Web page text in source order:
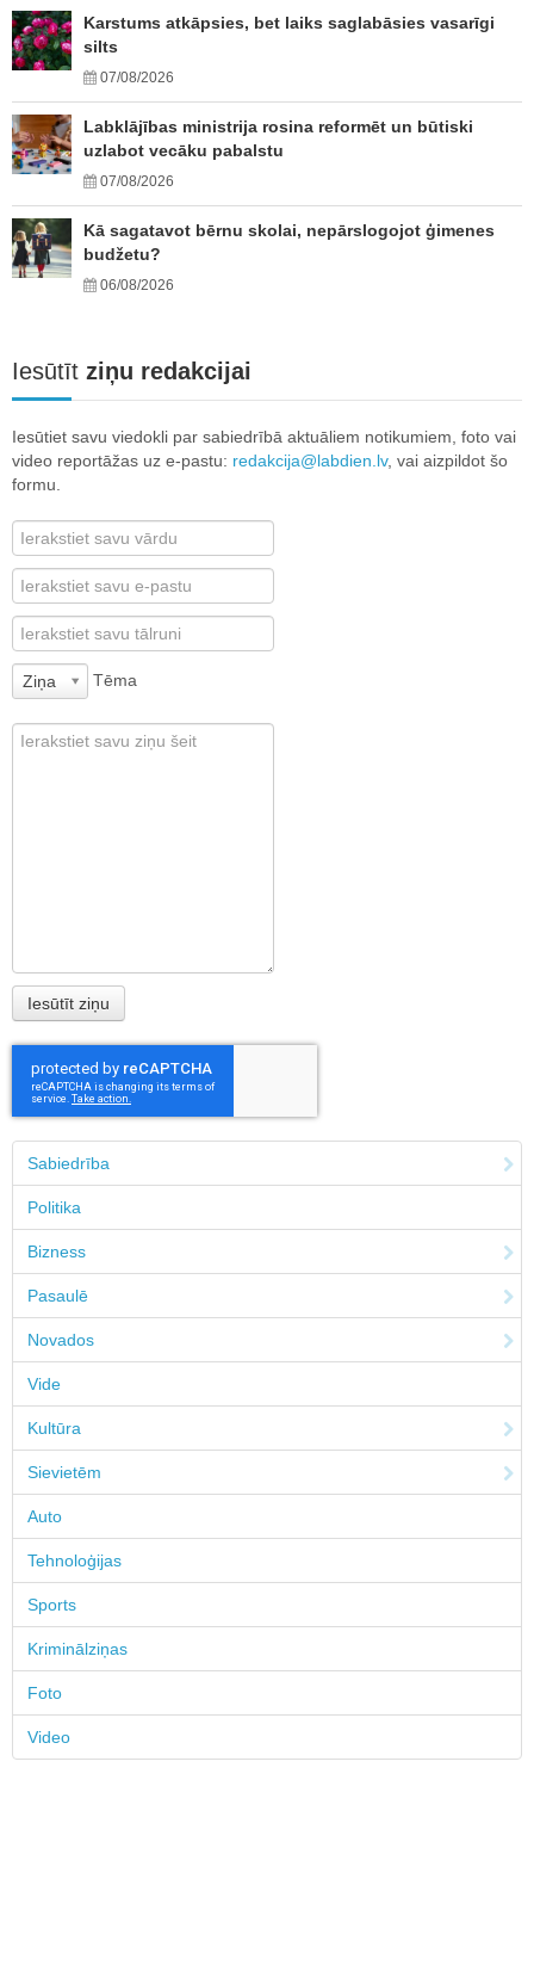
Karstums atkāpsies, bet laiks saglabāsies vasarīgi
silts
07/08/2026
Labklājības ministrija rosina reformēt un būtiski
uzlabot vecāku pabalstu
07/08/2026
Kā sagatavot bērnu skolai, nepārslogojot ģimenes
budžetu?
06/08/2026
Iesūtīt ziņu redakcijai
Iesūtiet savu viedokli par sabiedrībā aktuāliem notikumiem, foto vai
video reportāžas uz e-pastu: redakcija@labdien.lv, vai aizpildot šo
formu.
Ziņa Tēma
Sabiedrība
Politika
Bizness
Pasaulē
Novados
Vide
Kultūra
Sievietēm
Auto
Tehnoloģijas
Sports
Kriminālziņas
Foto
Video